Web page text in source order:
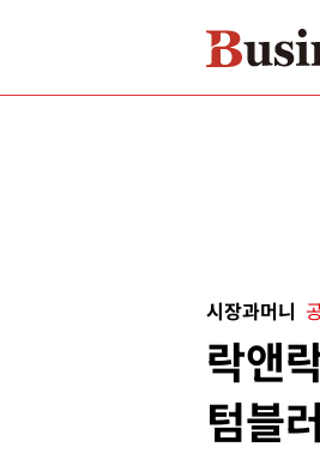
시장과머니
락앤
텀블